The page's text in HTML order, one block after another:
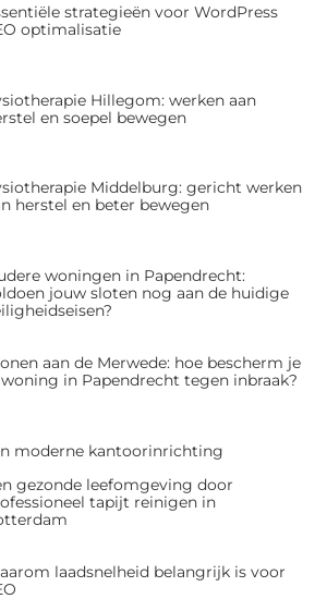
strategieën voor WordPress
optimalisatie
Hillegom: werken aan
en soepel bewegen
Middelburg: gericht werken
herstel en beter bewegen
woningen in Papendrecht:
jouw sloten nog aan de huidige
aan de Merwede: hoe bescherm je
in Papendrecht tegen inbraak?
moderne kantoorinrichting
gezonde leefomgeving door
tapijt reinigen in
laadsnelheid belangrijk is voor